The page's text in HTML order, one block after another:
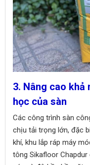
3. Nâng cao khả
học của sàn
Các công trình sàn
chịu tải trọng lớn, đặc
khí, khu lắp ráp máy
tông Sikafloor